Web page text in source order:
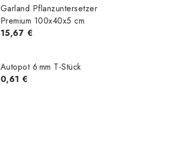
Garland Pflanzuntersetzer
Premium 100x40x5 cm
15,67 €
Autopot 6 mm T-Stück
0,61 €